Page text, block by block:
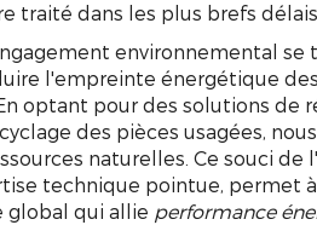
traité dans les plus brefs délais.
environnemental se
l'empreinte énergétique
optant pour des solutions de
des pièces usagées,
naturelles. Ce souci de
technique pointue, permet à
global qui allie performance